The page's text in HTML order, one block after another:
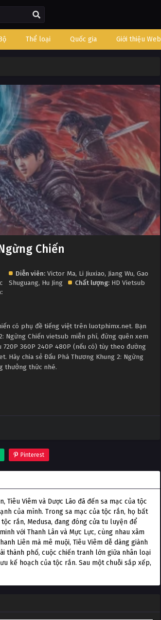
Thể loại Quốc gia Giới thiệu Web
Chiến
Diễn viên: Victor Ma, Li Jiuxiao, Jiang Wu, Gao
Shuguang, Hu Jing Chất lượng: HD Vietsub
có phụ đề tiếng việt trên luotphimx.net. Bạn
Ngừng Chiến vietsub miễn phí, đừng quên xem
360P 240P 480P (nếu có) tùy theo đường
Hãy chia sẻ Đấu Phá Thương Khung 2: Ngừng
thưởng thức nhé.
Pinterest
Viêm và Dược Lão đã đến sa mạc của tộc
của mình. Trong sa mạc của tộc rắn, họ bất
rắn, Medusa, đang đóng cửa tu luyện để
với Thanh Lân và Mực Lực, cùng nhau xâm
Liên mà mê muội, Tiêu Viêm dễ dàng giành
thành phố, cuộc chiến tranh lớn giữa nhân loại
kế hoạch của tộc rắn. Sau một chuỗi sắp xếp,